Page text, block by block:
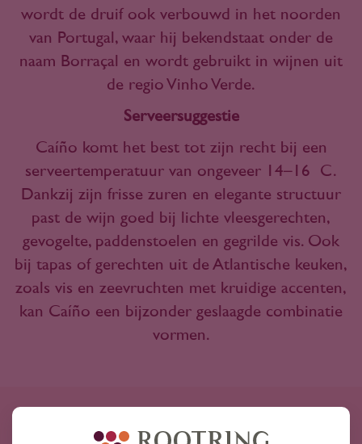
wordt de druif ook verbouwd in het noorden
van Portugal, waar hij bekendstaat onder de
naam Borraçal en wordt gebruikt in wijnen uit
de regio Vinho Verde.
Serveersuggestie
Caíño komt het best tot zijn recht bij een
serveertemperatuur van ongeveer 14–16 °C.
Dankzij zijn frisse zuren en elegante structuur
past de wijn goed bij lichte vleesgerechten,
gevogelte, paddenstoelen en gegrilde vis. Ook
bij tapas of gerechten uit de Atlantische keuken,
zoals vis en zeevruchten met kruidige accenten,
kan Caíño een bijzonder geslaagde combinatie
vormen.